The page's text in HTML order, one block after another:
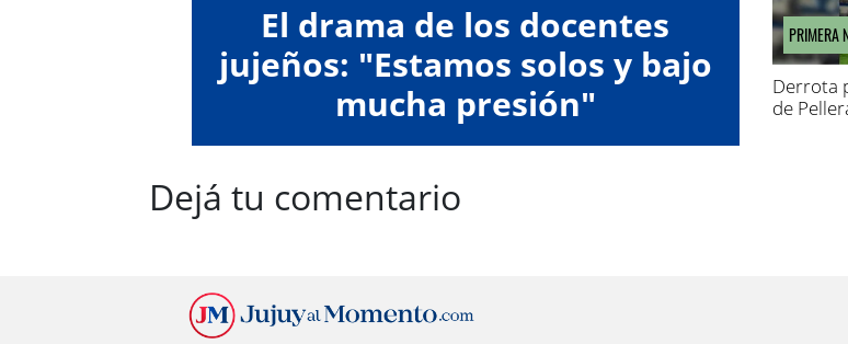
El drama de los docentes
jujeños: "Estamos solos y bajo
mucha presión"
PRIMERA
Derrota
de
Dejá tu comentario